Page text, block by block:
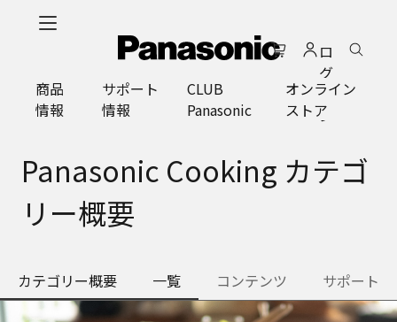
ロ
グ
イ
ン
商品
情報
サポート
情報
CLUB
Panasonic
オンライン
ストア
Panasonic Cooking カテゴ
リー概要
カテゴリー概要 一覧 コンテンツ サポート